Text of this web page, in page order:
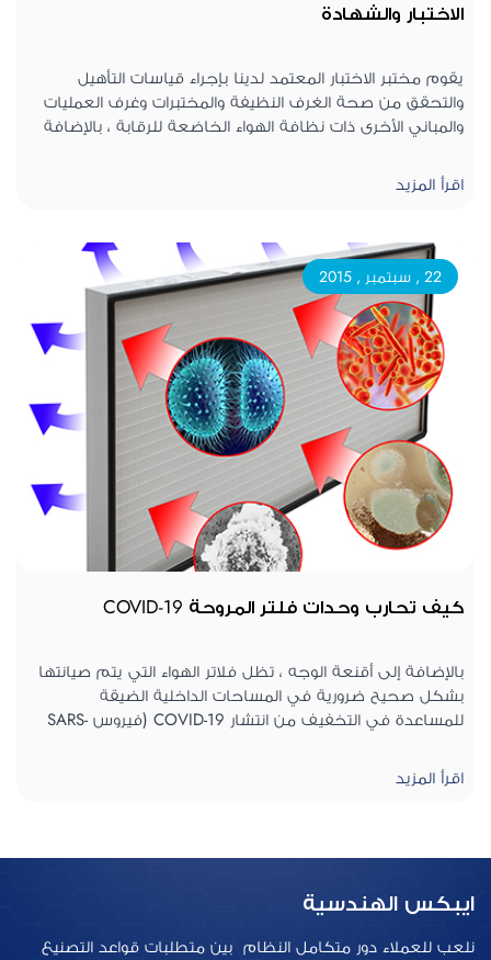
الاختبار والشهادة
يقوم مختبر الاختبار المعتمد لدينا بإجراء قياسات التأهيل
والتحقق من صحة الغرف النظيفة والمختبرات وغرف العمليات
والمباني الأخرى ذات نظافة الهواء الخاضعة للرقابة ، بالإضافة
والأغطية ، والمعقمات ، والثرموستات ، والحاضنات ، والثلاجات ،
وأنظمة التكييف ، والبيولوجية العوازل والمعدات الأخرى.
اقرأ المزيد
22 , سبتمبر , 2015
كيف تحارب وحدات فلتر المروحة COVID-19
بالإضافة إلى أقنعة الوجه ، تظل فلاتر الهواء التي يتم صيانتها
بشكل صحيح ضرورية في المساحات الداخلية الضيقة
للمساعدة في التخفيف من انتشار COVID-19 (فيروس SARS-
الجزيئات المجهرية في الهواء ، والتي يمكن أن تحافظ على
الهواء آمنًا للتنفس في الأماكن التي تشتد الحاجة إليها مثل
التنفسي الناتجة عن التحدث والسعال والعطس وحتى التنفس.
عندما تحدث هذه الأنشطة في مكان مأهول بهواء لا معنى له
الهواء أو على الأسطح التي تصل إلى أربعة أمتار من آخر مرة.
اقرأ المزيد
ايبكس الهندسية
نلعب للعملاء دور متكامل النظام بين متطلبات قواعد التصنيع